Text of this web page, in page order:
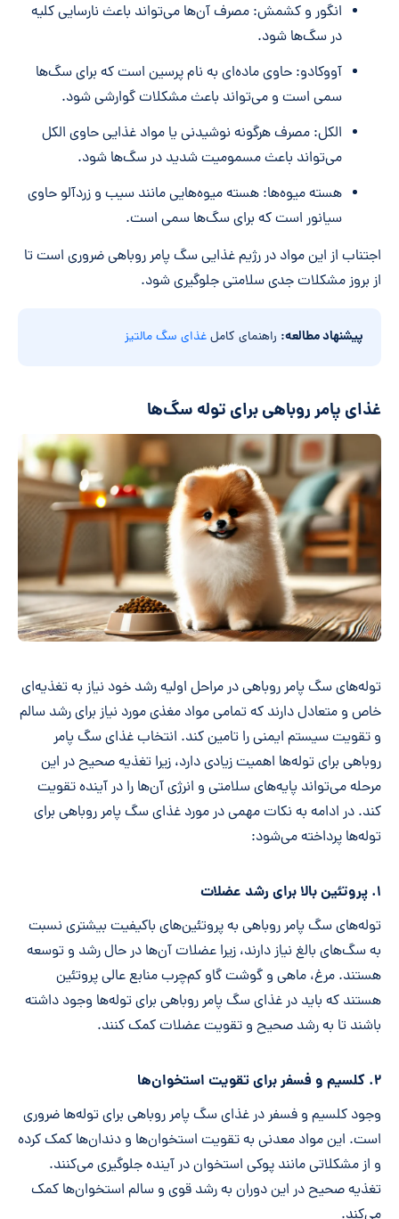
انگور و کشمش: مصرف آن‌ها می‌تواند باعث نارسایی کلیه
در سگ‌ها شود.
آووکادو: حاوی ماده‌ای به نام پرسین است که برای سگ‌ها
سمی است و می‌تواند باعث مشکلات گوارشی شود.
الکل: مصرف هرگونه نوشیدنی یا مواد غذایی حاوی الکل
می‌تواند باعث مسمومیت شدید در سگ‌ها شود.
هسته میوه‌ها: هسته میوه‌هایی مانند سیب و زردآلو حاوی
سیانور است که برای سگ‌ها سمی است.
اجتناب از این مواد در رژیم غذایی سگ پامر روباهی ضروری است تا
از بروز مشکلات جدی سلامتی جلوگیری شود.
پیشنهاد مطالعه: راهنمای کاملغذای سگ مالتیز
غذای پامر روباهی برای توله سگ‌ها
توله‌های سگ پامر روباهی در مراحل اولیه رشد خود نیاز به تغذیه‌ای
خاص و متعادل دارند که تمامی مواد مغذی مورد نیاز برای رشد سالم
و تقویت سیستم ایمنی را تامین کند. انتخاب غذای سگ پامر
روباهی برای توله‌ها اهمیت زیادی دارد، زیرا تغذیه صحیح در این
مرحله می‌تواند پایه‌های سلامتی و انرژی آن‌ها را در آینده تقویت
کند. در ادامه به نکات مهمی در مورد غذای سگ پامر روباهی برای
توله‌ها پرداخته می‌شود:
۱. پروتئین بالا برای رشد عضلات
توله‌های سگ پامر روباهی به پروتئین‌های باکیفیت بیشتری نسبت
به سگ‌های بالغ نیاز دارند، زیرا عضلات آن‌ها در حال رشد و توسعه
هستند. مرغ، ماهی و گوشت گاو کم‌چرب منابع عالی پروتئین
هستند که باید در غذای سگ پامر روباهی برای توله‌ها وجود داشته
باشند تا به رشد صحیح و تقویت عضلات کمک کنند.
۲. کلسیم و فسفر برای تقویت استخوان‌ها
وجود کلسیم و فسفر در غذای سگ پامر روباهی برای توله‌ها ضروری
است. این مواد معدنی به تقویت استخوان‌ها و دندان‌ها کمک کرده
و از مشکلاتی مانند پوکی استخوان در آینده جلوگیری می‌کنند.
تغذیه صحیح در این دوران به رشد قوی و سالم استخوان‌ها کمک